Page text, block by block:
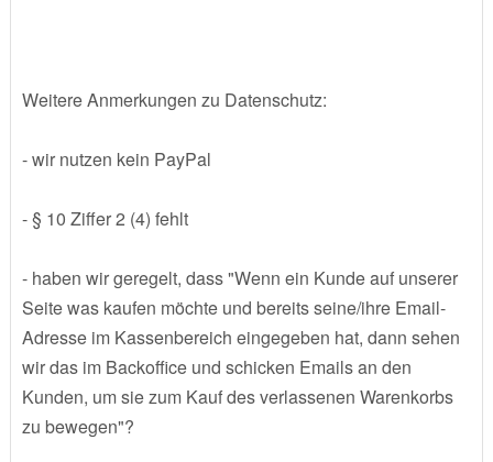
Weitere Anmerkungen zu Datenschutz:
- wir nutzen kein PayPal
- § 10 Ziffer 2 (4) fehlt
- haben wir geregelt, dass "Wenn ein Kunde auf unserer
Seite was kaufen möchte und bereits seine/ihre Email-
Adresse im Kassenbereich eingegeben hat, dann sehen
wir das im Backoffice und schicken Emails an den
Kunden, um sie zum Kauf des verlassenen Warenkorbs
zu bewegen"?